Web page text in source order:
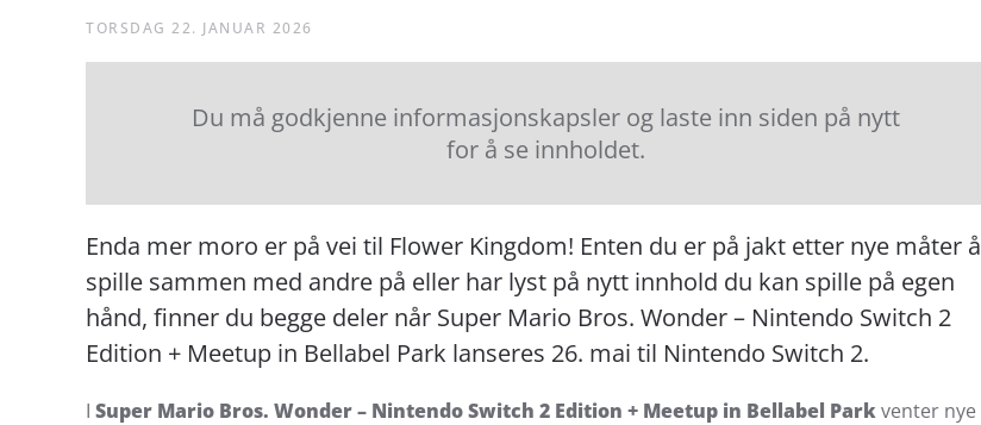
TORSDAG 22. JANUAR 2026
Du må godkjenne informasjonskapsler og laste inn siden på nytt
for å se innholdet.
Enda mer moro er på vei til Flower Kingdom! Enten du er på jakt etter nye måter å
spille sammen med andre på eller har lyst på nytt innhold du kan spille på egen
hånd, finner du begge deler når Super Mario Bros. Wonder – Nintendo Switch 2
Edition + Meetup in Bellabel Park lanseres 26. mai til Nintendo Switch 2.
I Super Mario Bros. Wonder – Nintendo Switch 2 Edition + Meetup in Bellabel Parkventer nye